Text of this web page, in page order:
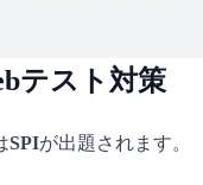
テスト対策
SPIが出題されます。